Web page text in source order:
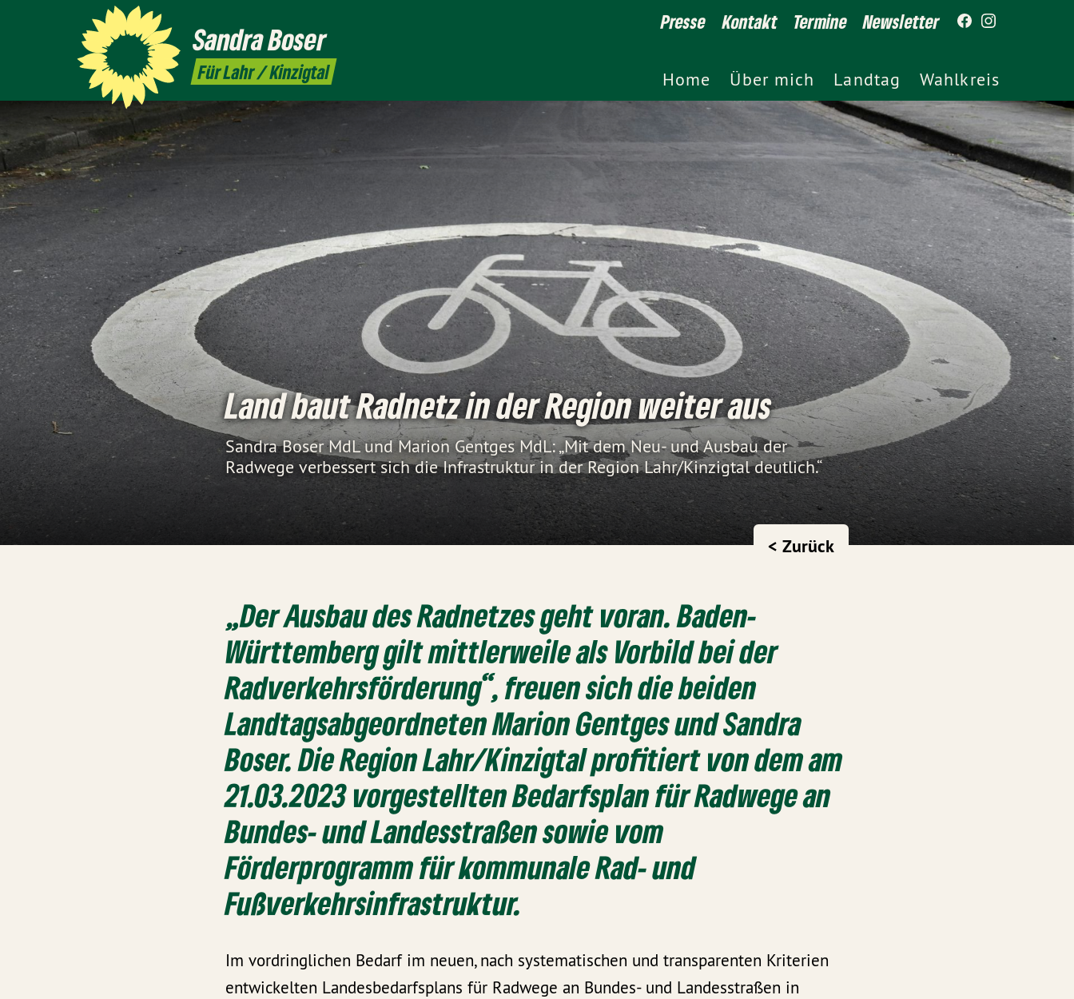
SandraBoser
Für Lahr / Kinzigtal
Presse Kontakt Termine Newsletter
Home Über mich Landtag Wahlkreis
Land baut Radnetz in der Region weiter aus
Sandra Boser MdL und Marion Gentges MdL: „Mit dem Neu- und Ausbau der
Radwege verbessert sich die Infrastruktur in der Region Lahr/Kinzigtal deutlich.“
< Zurück
„Der Ausbau des Radnetzes geht voran. Baden-
Württemberg gilt mittlerweile als Vorbild bei der
Radverkehrsförderung“, freuen sich die beiden
Landtagsabgeordneten Marion Gentges und Sandra
Boser. Die Region Lahr/Kinzigtal profitiert von dem am
21.03.2023 vorgestellten Bedarfsplan für Radwege an
Bundes- und Landesstraßen sowie vom
Förderprogramm für kommunale Rad- und
Fußverkehrsinfrastruktur.
Im vordringlichen Bedarf im neuen, nach systematischen und transparenten Kriterien
entwickelten Landesbedarfsplans für Radwege an Bundes- und Landesstraßen in